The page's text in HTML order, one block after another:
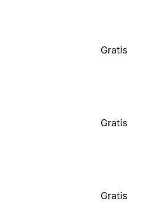
Gratis
Gratis
Gratis